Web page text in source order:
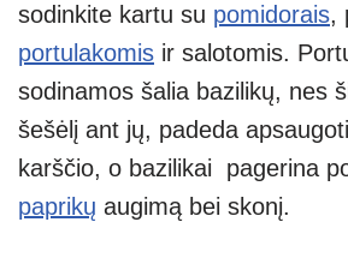
sodinkite kartu su pomidorais,
portulakomis ir salotomis.
sodinamos šalia bazilikų, nes
šešėlį ant jų, padeda
karščio, o bazilikai pagerina
paprikų augimą bei skonį.